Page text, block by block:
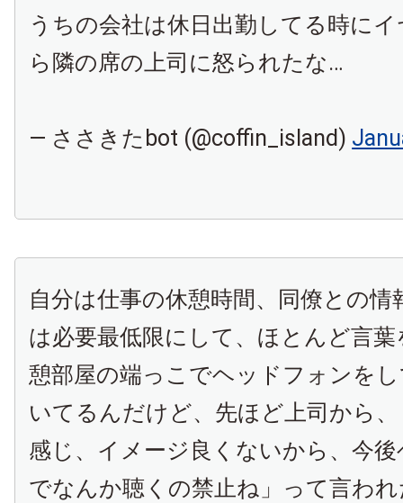
うちの会社は休日出勤してる時に
ら隣の席の上司に怒られたな…
— ささきたbot (@coffin_island)
自分は仕事の休憩時間、同僚との情
は必要最低限にして、ほとんど言
憩部屋の端っこでヘッドフォンを
いてるんだけど、先ほど上司から
感じ、イメージ良くないから、今
でなんか聴くの禁止ね」って言わ